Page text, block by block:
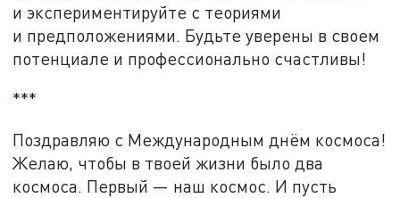
и экспериментируйте с теориями
и предположениями. Будьте уверены в своем
потенциале и профессионально счастливы!
***
Поздравляю с Международным днём космоса!
Желаю, чтобы в твоей жизни было два
космоса. Первый — наш космос. И пусть